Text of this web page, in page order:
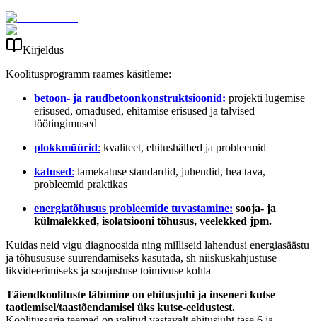
Kirjeldus
Koolitusprogramm raames käsitleme:
betoon- ja raudbetoonkonstruktsioonid: projekti lugemise
erisused, omadused, ehitamise erisused ja talvised
töötingimused
plokkmüürid: kvaliteet, ehitushälbed ja probleemid
katused: lamekatuse standardid, juhendid, hea tava,
probleemid praktikas
energiatõhusus probleemide tuvastamine: sooja- ja
külmalekked, isolatsiooni tõhusus, veelekked jpm.
Kuidas neid vigu diagnoosida ning milliseid lahendusi energiasäästu
ja tõhusususe suurendamiseks kasutada, sh niiskuskahjustuse
likvideerimiseks ja soojustuse toimivuse kohta
Täiendkoolituste läbimine on ehitusjuhi ja inseneri kutse
taotlemisel/taastõendamisel üks kutse-eeldustest.